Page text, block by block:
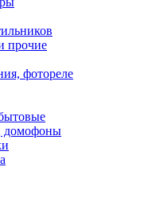
прочие
фотореле
домофоны